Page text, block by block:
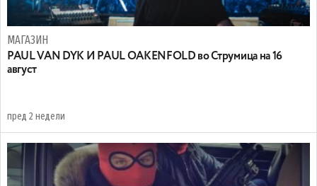
МАГАЗИН
PAUL VAN DYK И PAUL OAKENFOLD во Струмица на 16
август
пред 2 недели